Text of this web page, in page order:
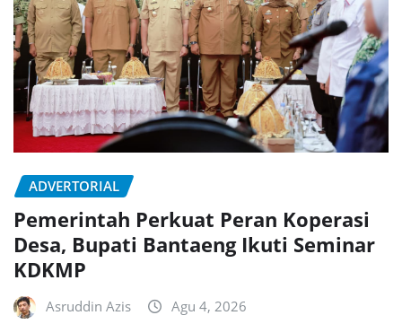
ADVERTORIAL
Pemerintah Perkuat Peran Koperasi
Desa, Bupati Bantaeng Ikuti Seminar
KDKMP
Asruddin Azis Agu 4, 2026